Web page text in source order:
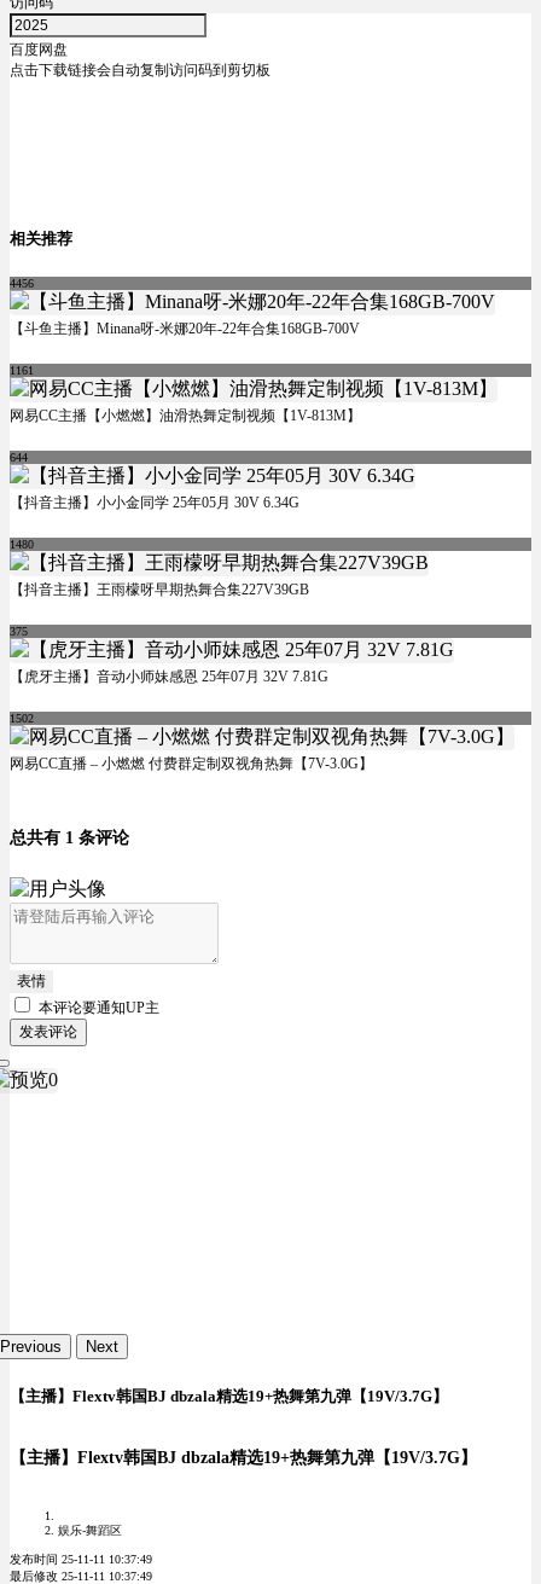
百度网盘
点击下载链接会自动复制访问码到剪切板
相关推荐
4456
【斗鱼主播】Minana呀-米娜20年-22年合集168GB-700V
1161
网易CC主播【小燃燃】油滑热舞定制视频【1V-813M】
644
【抖音主播】小小金同学 25年05月 30V 6.34G
1480
【抖音主播】王雨檬呀早期热舞合集227V39GB
375
【虎牙主播】音动小师妹感恩 25年07月 32V 7.81G
1502
网易CC直播 – 小燃燃 付费群定制双视角热舞【7V-3.0G】
总共有 1 条评论
表情
本评论要通知UP主
发表评论
Previous Next
【主播】Flextv韩国BJ dbzala精选19+热舞第九弹【19V/3.7G】
【主播】Flextv韩国BJ dbzala精选19+热舞第九弹【19V/3.7G】
娱乐-舞蹈区
发布时间 25-11-11 10:37:49
最后修改 25-11-11 10:37:49